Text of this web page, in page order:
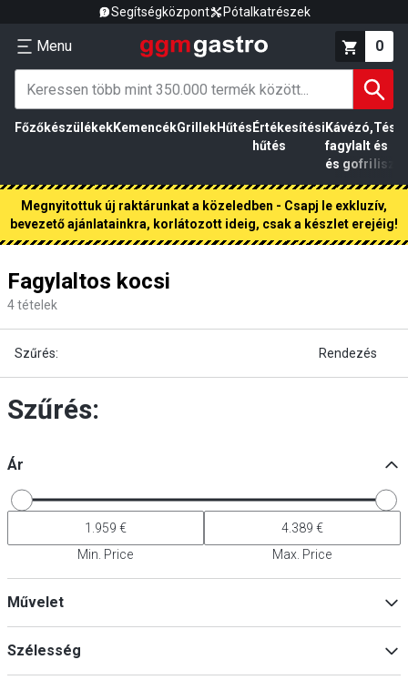
Segítségközpont Pótalkatrészek
Menu 0
FőzőkészülékekKemencékGrillekHűtés Értékesítési
hűtés
Kávézó,
fagylalt
és gofri
és
liszt
Megnyitottuk új raktárunkat a közeledben - Csapj le exkluzív,
bevezető ajánlatainkra, korlátozott ideig, csak a készlet erejéig!
Fagylaltos kocsi
4tételek
Szűrés: Rendezés
Szűrés:
Ár
Min. Price Max. Price
Művelet
Szélesség